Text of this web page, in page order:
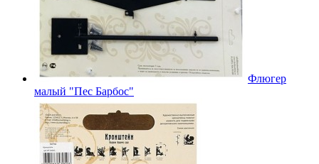
Флюгер
малый "Пес Барбос"